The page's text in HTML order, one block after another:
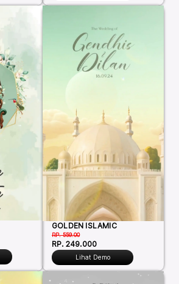
GOLDEN ISLAMIC
RP. 559.00
RP. 249.000
Lihat Demo